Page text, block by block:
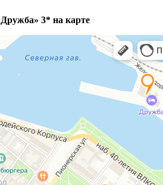
3* на карте